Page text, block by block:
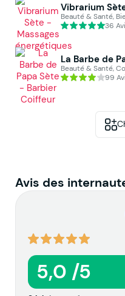
Vibrarium
Beauté & Santé,
36
La Barbe de
Beauté & Santé,
99
Avis des
5,0 /5